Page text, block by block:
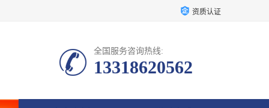
资质认证
全国服务咨询热线:
13318620562